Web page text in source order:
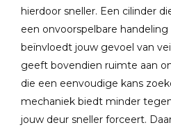
hierdoor sneller. Een cilinder
een onvoorspelbare
beïnvloedt jouw gevoel van
geeft bovendien ruimte aan
die een eenvoudige kans
mechaniek biedt minder
jouw deur sneller forceert.